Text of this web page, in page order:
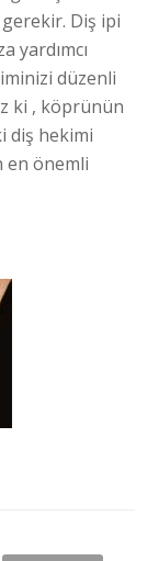
gerekir. Diş ipi
yardımcı
düzenli
ki , köprünün
diş hekimi
önemli